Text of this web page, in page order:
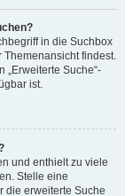
in die Suchbox
findest.
„Erweiterte Suche“-
ist.
und enthielt zu viele
Stelle eine
die erweiterte Suche